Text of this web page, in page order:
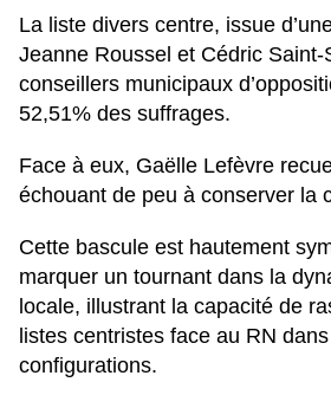
La liste divers centre, issue
Jeanne Roussel et Cédric
conseillers municipaux
52,51% des suffrages.
Face à eux, Gaëlle Lefèvre
échouant de peu à conserver la
Cette bascule est hautement
marquer un tournant dans la
locale, illustrant la capacité de
listes centristes face au RN
configurations.